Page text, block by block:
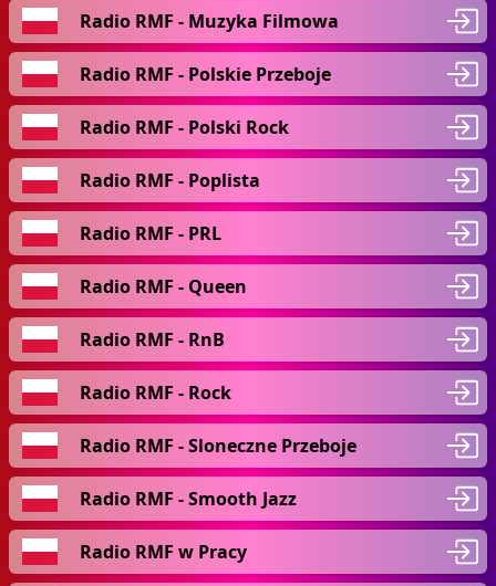
Radio RMF - Muzyka Filmowa
Radio RMF - Polskie Przeboje
Radio RMF - Polski Rock
Radio RMF - Poplista
Radio RMF - PRL
Radio RMF - Queen
Radio RMF - RnB
Radio RMF - Rock
Radio RMF - Sloneczne Przeboje
Radio RMF - Smooth Jazz
Radio RMF w Pracy